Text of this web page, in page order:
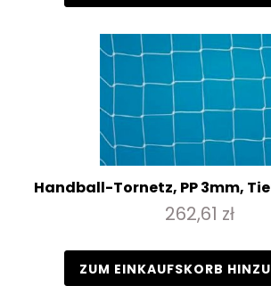
Handball-Tornetz, PP 3mm,
262,61 zł
ZUM EINKAUFSKORB